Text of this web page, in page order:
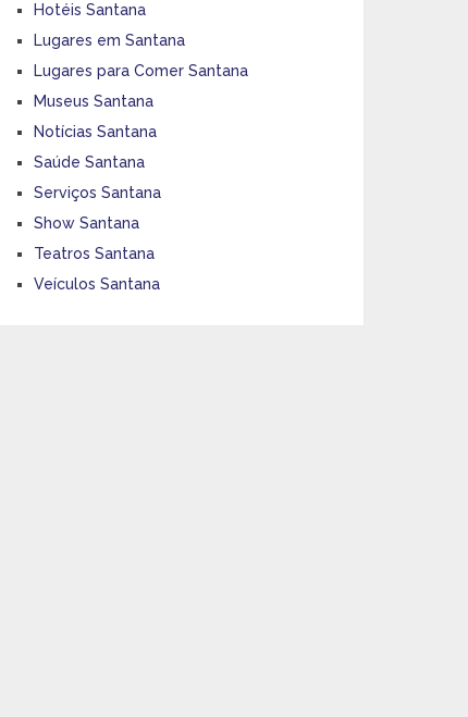
Hotéis Santana
Lugares em Santana
Lugares para Comer Santana
Museus Santana
Notícias Santana
Saúde Santana
Serviços Santana
Show Santana
Teatros Santana
Veículos Santana